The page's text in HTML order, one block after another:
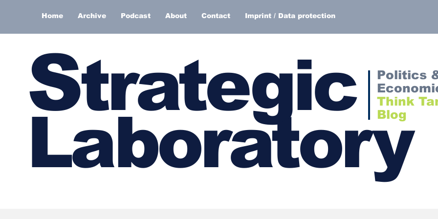
Home Archive Podcast About Contact Imprint / Data protection
Strategic
Laboratory
Politics
Think
Blog